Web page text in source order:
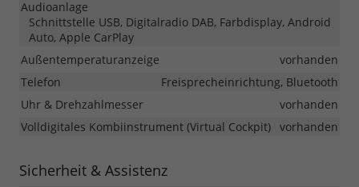
Audioanlage
Schnittstelle USB, Digitalradio DAB, Farbdisplay, Android
Auto, Apple CarPlay
Außentemperaturanzeige
vorhanden
Telefon
Freisprecheinrichtung, Bluetooth
Uhr & Drehzahlmesser
vorhanden
Volldigitales Kombiinstrument (Virtual Cockpit) vorhanden
Sicherheit & Assistenz